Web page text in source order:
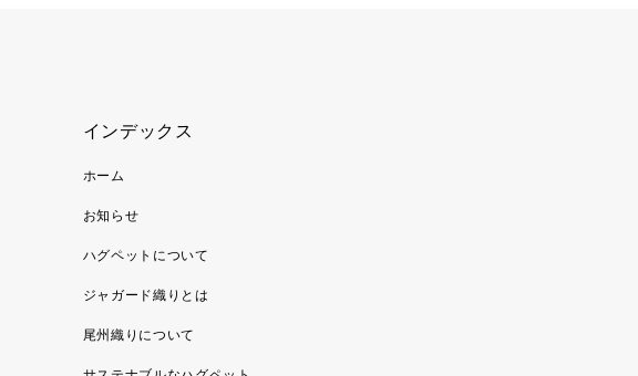
インデックス
ホーム
お知らせ
ハグペットについて
ジャガード織りとは
尾州織りについて